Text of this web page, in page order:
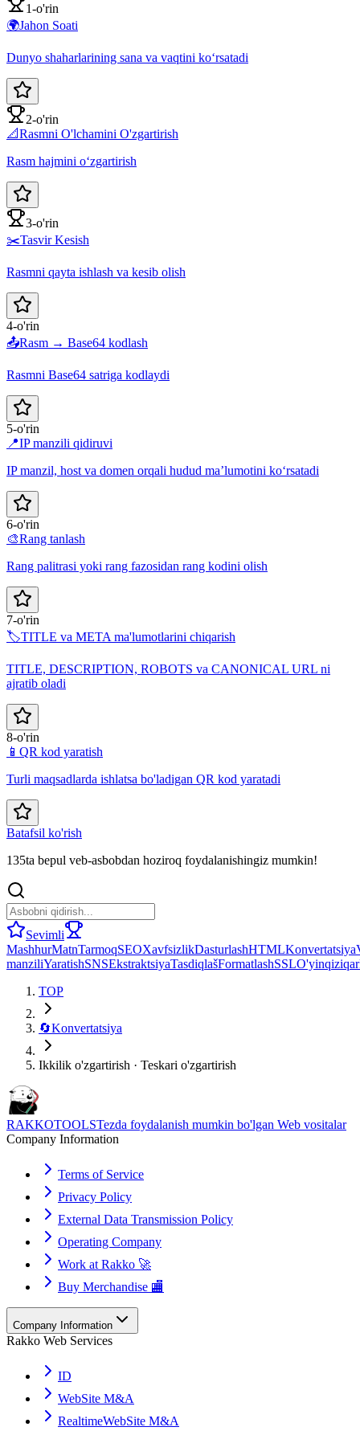
1-o'rin
🌍Jahon Soati
Dunyo shaharlarining sana va vaqtini ko‘rsatadi
2-o'rin
📐Rasmni O'lchamini O'zgartirish
Rasm hajmini oʻzgartirish
3-o'rin
✂️Tasvir Kesish
Rasmni qayta ishlash va kesib olish
4-o'rin
📤Rasm → Base64 kodlash
Rasmni Base64 satriga kodlaydi
5-o'rin
📍IP manzili qidiruvi
IP manzil, host va domen orqali hudud ma’lumotini ko‘rsatadi
6-o'rin
🎨Rang tanlash
Rang palitrasi yoki rang fazosidan rang kodini olish
7-o'rin
🏷️TITLE va META ma'lumotlarini chiqarish
TITLE, DESCRIPTION, ROBOTS va CANONICAL URL ni
ajratib oladi
8-o'rin
📱 QR kod yaratish
Turli maqsadlarda ishlatsa bo'ladigan QR kod yaratadi
Batafsil ko'rish
135ta bepul veb-asbobdan hoziroq foydalanishingiz mumkin!
Sevimli
MashhurMatnTarmoqSEOXavfsizlikDasturlashHTMLKonvertatsiya
manziliYaratishSNSEkstraktsiyaTasdiqlašFormatlashSSLO'yin
TOP
🔄Konvertatsiya
Ikkilik o'zgartirish · Teskari o'zgartirish
RAKKOTOOLSTezda foydalanish mumkin bo'lgan Web vositalar
Company Information
Terms of Service
Privacy Policy
External Data Transmission Policy
Operating Company
Work at Rakko 🚀
Buy Merchandise 🏬
Company Information
Rakko Web Services
ID
WebSite M&A
RealtimeWebSite M&A